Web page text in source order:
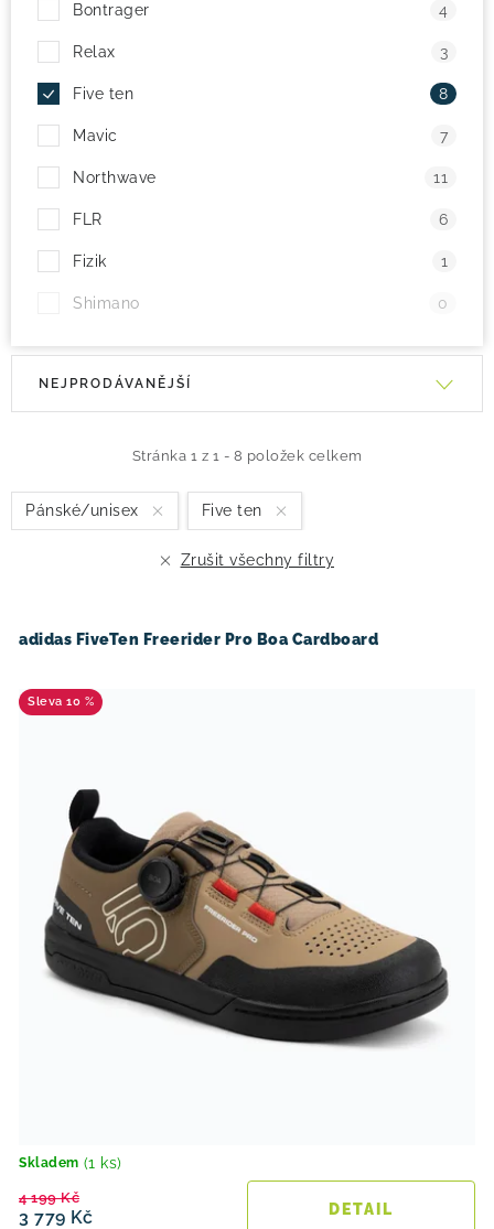
Bontrager 4
Relax 3
Five ten 8
Mavic 7
Northwave 11
FLR 6
Fizik 1
Shimano 0
V
s
p
u
t
Stránka 1 z 1 - 8 položek celkem
Ř
n
í
d
k
NEJPRODÁVANĚJŠÍ
Pánské/unisex Five ten
Zrušit všechny filtry
adidas FiveTen Freerider Pro Boa Cardboard
10 %
Skladem (1 ks)
3 779 Kč
4 199 Kč